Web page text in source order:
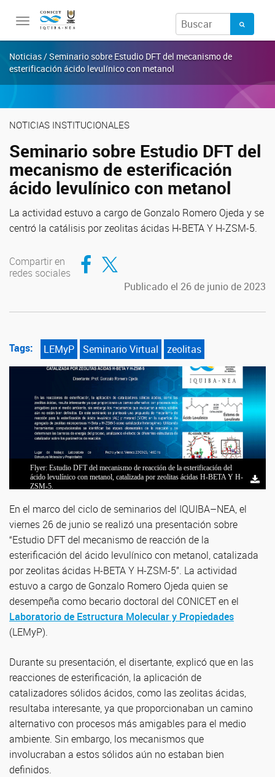
Toggle
Noticias / Seminario sobre Estudio DFT del mecanismo de
esterificación ácido levulínico con metanol
NOTICIAS INSTITUCIONALES
Seminario sobre Estudio DFT del
mecanismo de esterificación
ácido levulínico con metanol
La actividad estuvo a cargo de Gonzalo Romero Ojeda y se
centró la catálisis por zeolitas ácidas H-BETA Y H-ZSM-5.
Compartir en
redes sociales
Compartir en Facebook
Compartir en Twitter
Publicado el 26 de junio de 2023
Tags: LEMyP Seminario Virtual zeolitas
Flyer: Estudio DFT del mecanismo de reacción de la esterificación del
ácido levulínico con metanol, catalizada por zeolitas ácidas H-BETA Y H-
ZSM-5.
En el marco del ciclo de seminarios del IQUIBA–NEA, el
viernes 26 de junio se realizó una presentación sobre
“Estudio DFT del mecanismo de reacción de la
esterificación del ácido levulínico con metanol, catalizada
por zeolitas ácidas H-BETA Y H-ZSM-5”. La actividad
estuvo a cargo de Gonzalo Romero Ojeda quien se
desempeña como becario doctoral del CONICET en el
Laboratorio de Estructura Molecular y Propiedades
(LEMyP).
Durante su presentación, el disertante, explicó que en las
reacciones de esterificación, la aplicación de
catalizadores sólidos ácidos, como las zeolitas ácidas,
resultaba interesante, ya que proporcionaban un camino
alternativo con procesos más amigables para el medio
ambiente. Sin embargo, los mecanismos que
involucraban a estos sólidos aún no estaban bien
definidos.